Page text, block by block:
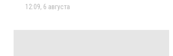
12:09, 6 августа